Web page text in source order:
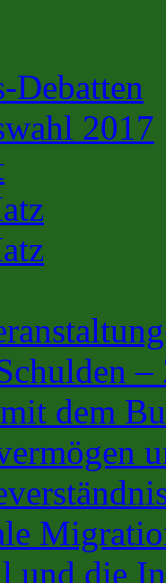
Debatten
2017
–
dem
und die